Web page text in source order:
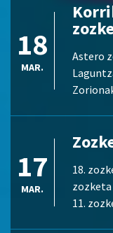
18
MAR.
Astero
17
MAR.
18.
zozketa
11.